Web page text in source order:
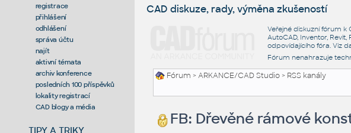
registrace
přihlášení
odhlášení
správa účtu
najít
aktivní témata
archiv konference
posledních 100 příspěvků
lokality registrací
CAD blogy a média
TIPY A TRIKY
CAD diskuze, rady, výměna zkušeností
Veřejné diskuzní fórum k
AutoCAD, Inventor,
odpovídajícího fóra. Viz
Fórum nenahrazuje
Fórum >ARKANCE/CAD Studio> RSS kanály
FB: Dřevěné rámové